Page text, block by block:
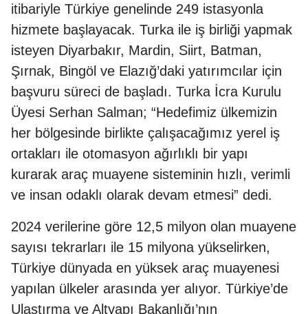
itibariyle Türkiye genelinde 249 istasyonla
hizmete başlayacak. Turka ile iş birliği yapmak
isteyen Diyarbakır, Mardin, Siirt, Batman,
Şırnak, Bingöl ve Elazığ’daki yatırımcılar için
başvuru süreci de başladı. Turka İcra Kurulu
Üyesi Serhan Salman; “Hedefimiz ülkemizin
her bölgesinde birlikte çalışacağımız yerel iş
ortakları ile otomasyon ağırlıklı bir yapı
kurarak araç muayene sisteminin hızlı, verimli
ve insan odaklı olarak devam etmesi” dedi.
2024 verilerine göre 12,5 milyon olan muayene
sayısı tekrarları ile 15 milyona yükselirken,
Türkiye dünyada en yüksek araç muayenesi
yapılan ülkeler arasında yer alıyor. Türkiye’de
Ulaştırma ve Altyapı Bakanlığı’nın